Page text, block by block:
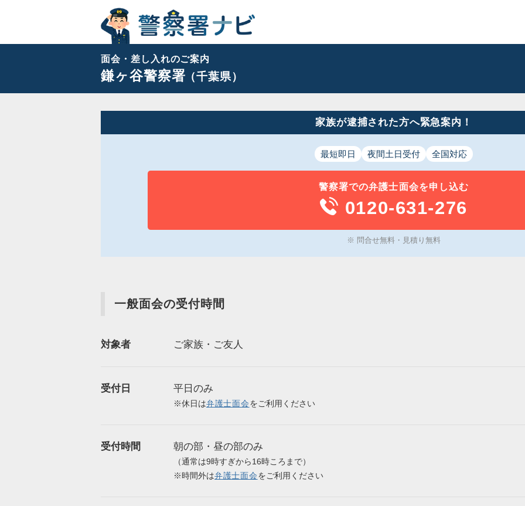
面会・差し入れのご案内
鎌ヶ谷警察署（千葉県）
家族が逮捕された方へ緊急案内！
最短即日 夜間土日受付 全国対応
警察署での弁護士面会を申し込む
0120-631-276
※ 問合せ無料・見積り無料
一般面会の受付時間
対象者 ご家族・ご友人
受付日 平日のみ
※休日は弁護士面会をご利用ください
受付時間 朝の部・昼の部のみ
（通常は9時すぎから16時ころまで）
※時間外は弁護士面会をご利用ください